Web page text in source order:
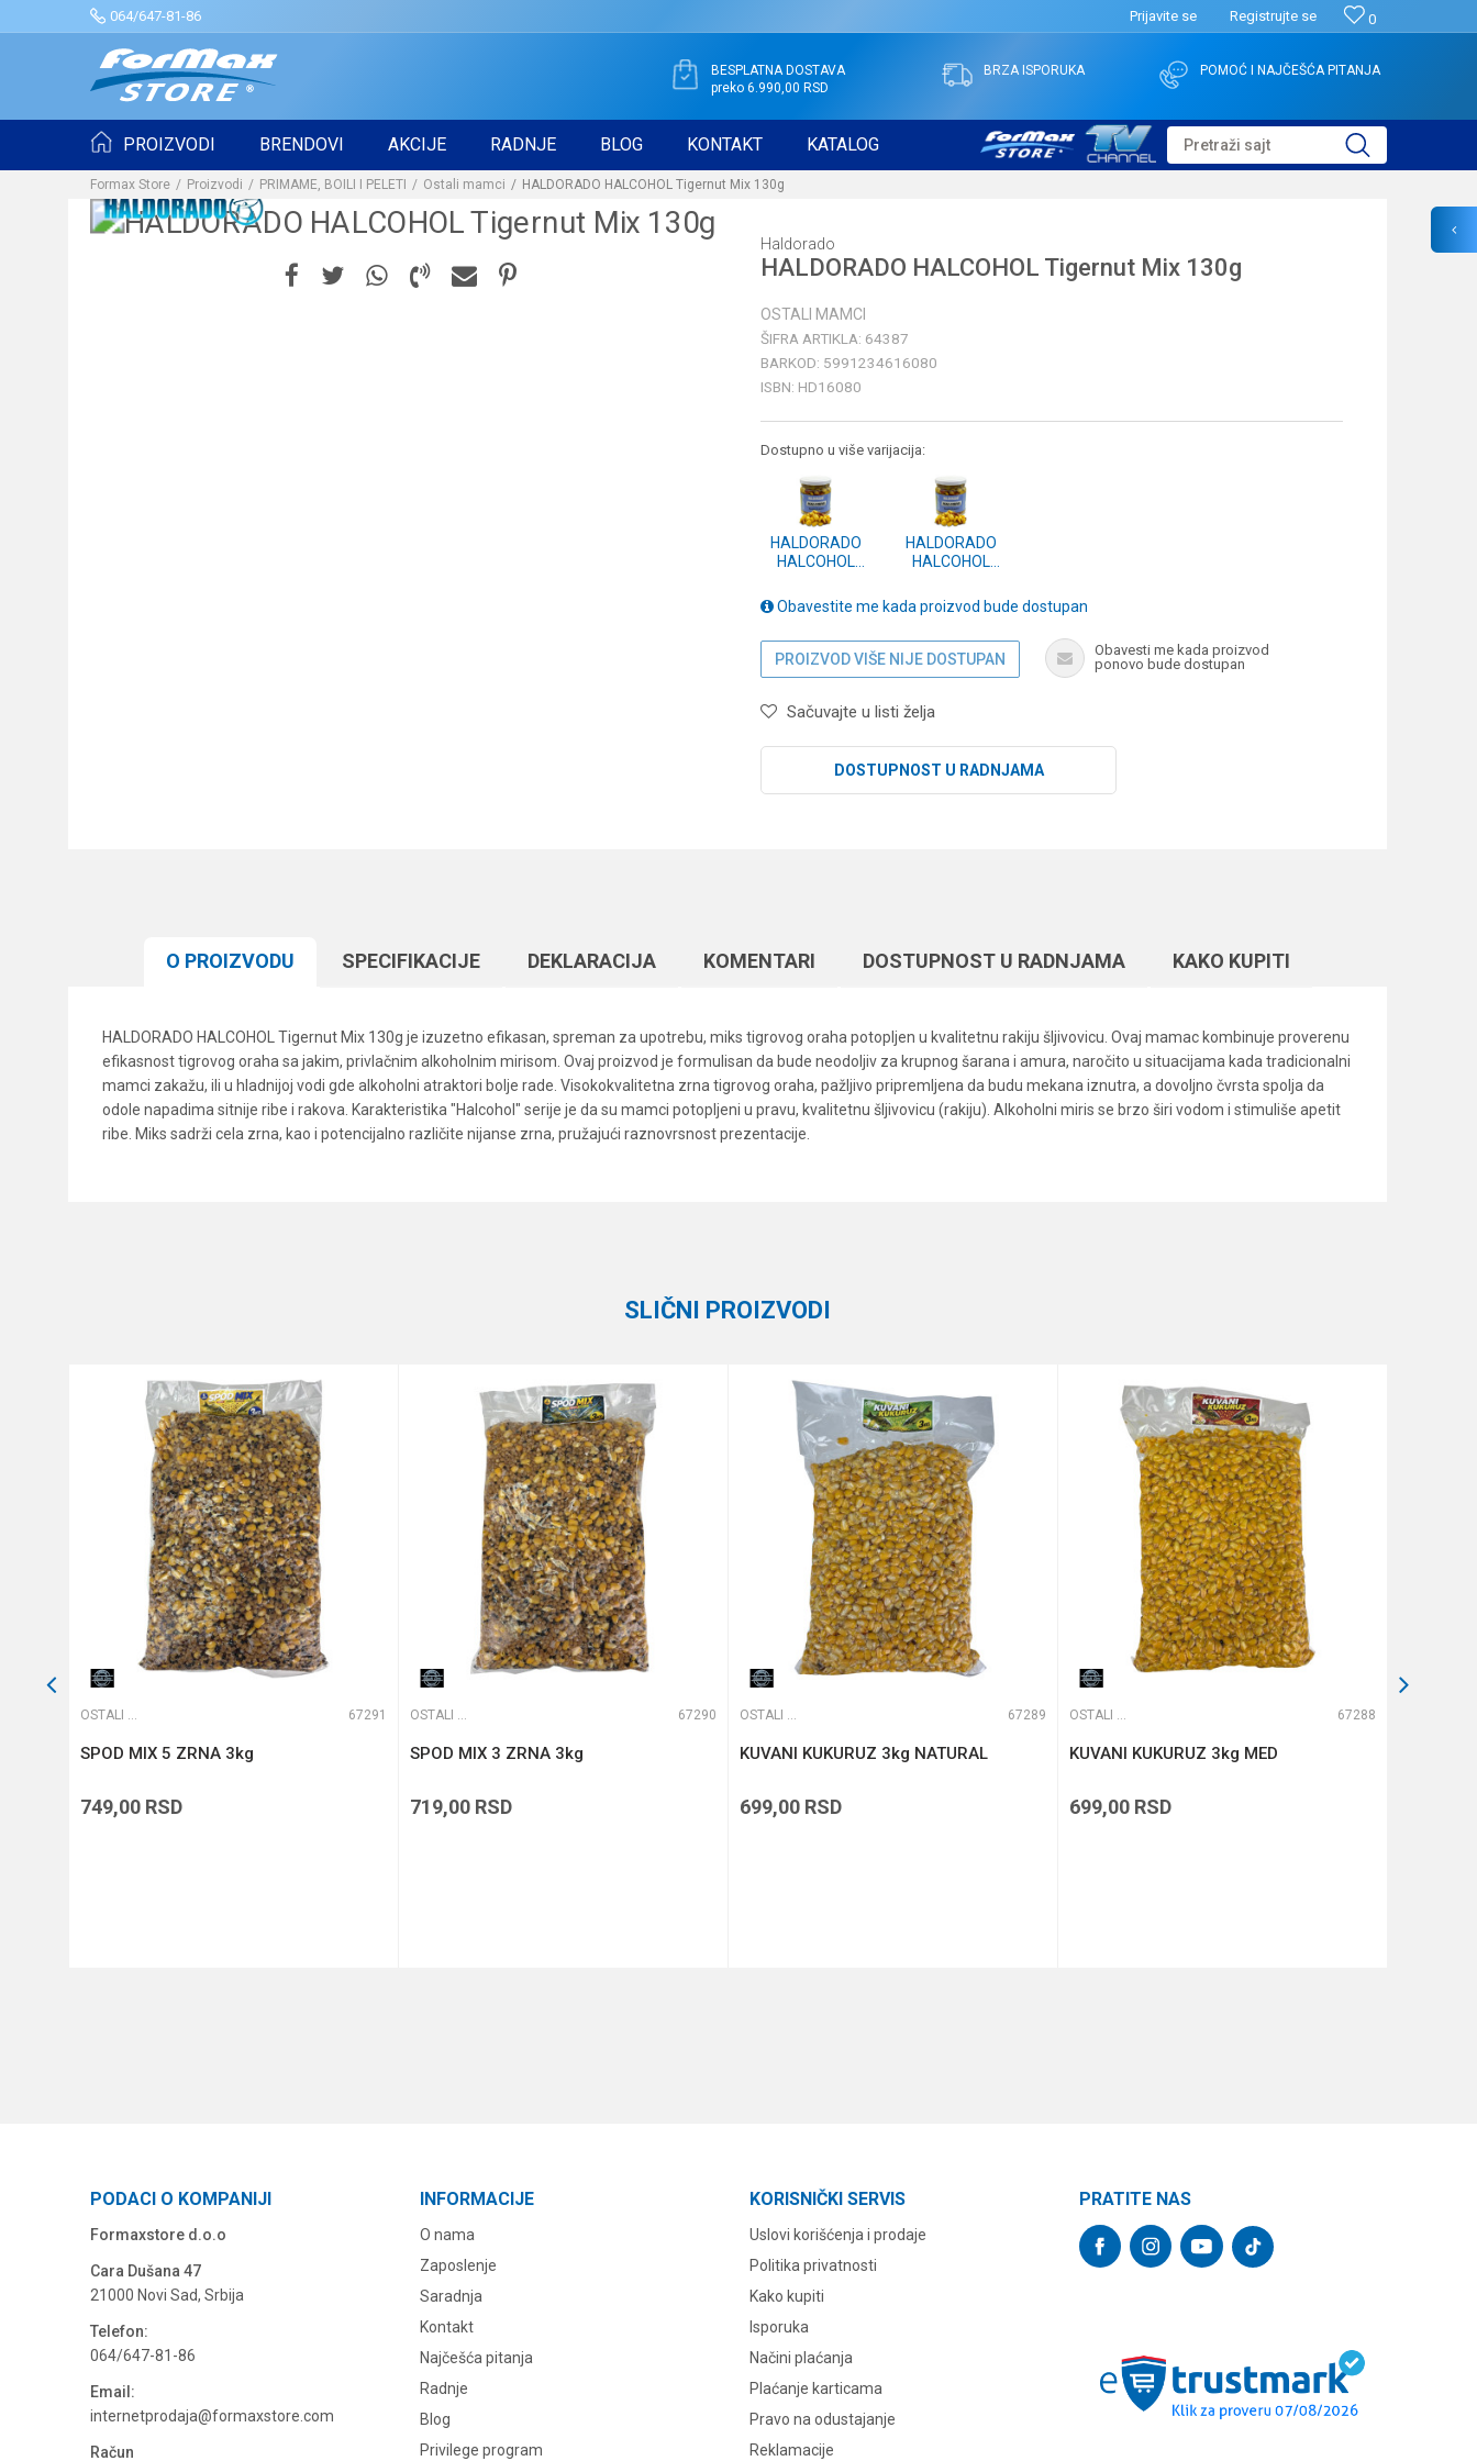
064/647-81-86 0
Prijavite se Registrujte se
BESPLATNA DOSTAVA
preko 6.990,00 RSD
BRZA ISPORUKA POMOĆ I NAJČEŠĆA PITANJA
PROIZVODI BRENDOVI AKCIJE RADNJE BLOG KONTAKT KATALOG Pretraži sajt
Formax Store Proizvodi PRIMAME, BOILI I PELETI Ostali mamci HALDORADO HALCOHOL Tigernut Mix 130g
Haldorado
HALDORADO HALCOHOL Tigernut Mix 130g
OSTALI MAMCI
ŠIFRA ARTIKLA: 64387
BARKOD: 5991234616080
ISBN: HD16080
Dostupno u više varijacija:
HALDORADO
HALCOHOL
HALDORADO
HALCOHOL
130g
Obavestite me kada proizvod bude dostupan
PROIZVOD VIŠE NIJE DOSTUPAN
Obavesti me kada proizvod
ponovo bude dostupan
Sačuvajte u listi želja
DOSTUPNOST U RADNJAMA
O PROIZVODU SPECIFIKACIJЕ DEKLARACIJA KOMENTARI DOSTUPNOST U RADNJAMA KAKO KUPITI
HALDORADO HALCOHOL Tigernut Mix 130g je izuzetno efikasan, spreman za upotrebu, miks tigrovog oraha potopljen u kvalitetnu rakiju šljivovicu. Ovaj mamac kombinuje proverenu
efikasnost tigrovog oraha sa jakim, privlačnim alkoholnim mirisom. Ovaj proizvod je formulisan da bude neodoljiv za krupnog šarana i amura, naročito u situacijama kada tradicionalni
mamci zakažu, ili u hladnijoj vodi gde alkoholni atraktori bolje rade. Visokokvalitetna zrna tigrovog oraha, pažljivo pripremljena da budu mekana iznutra, a dovoljno čvrsta spolja da
odole napadima sitnije ribe i rakova. Karakteristika "Halcohol" serije je da su mamci potopljeni u pravu, kvalitetnu šljivovicu (rakiju). Alkoholni miris se brzo širi vodom i stimuliše apetit
ribe. Miks sadrži cela zrna, kao i potencijalno različite nijanse zrna, pružajući raznovrsnost prezentacije.
Anti-spam zaštita - izračunajte koliko je 6 - 1 :
SLIČNI PROIZVODI
OSTALI MAMCI 67291
SPOD MIX 5 ZRNA 3kg
749,00 RSD
OSTALI MAMCI 67290
SPOD MIX 3 ZRNA 3kg
719,00 RSD
OSTALI MAMCI 67289
KUVANI KUKURUZ 3kg NATURAL
699,00 RSD
OSTALI MAMCI 67288
KUVANI KUKURUZ 3kg MED
699,00 RSD
PODACI O KOMPANIJI
Formaxstore d.o.o
Cara Dušana 47
21000 Novi Sad, Srbija
Telefon:
064/647-81-86
Email:
internetprodaja@formaxstore.com
Račun
INFORMACIJE
O nama
Zaposlenje
Saradnja
Kontakt
Najčešća pitanja
Radnje
Blog
Privilege program
KORISNIČKI SERVIS
Uslovi korišćenja i prodaje
Politika privatnosti
Kako kupiti
Isporuka
Načini plaćanja
Plaćanje karticama
Pravo na odustajanje
Reklamacije
PRATITE NAS